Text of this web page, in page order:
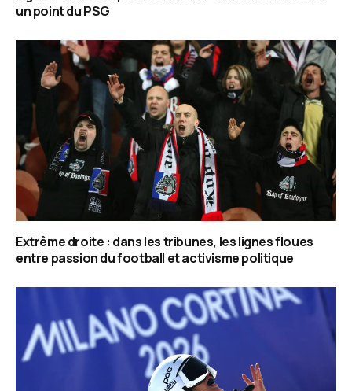
un point du PSG
Extrême droite : dans les tribunes, les lignes floues
entre passion du football et activisme politique